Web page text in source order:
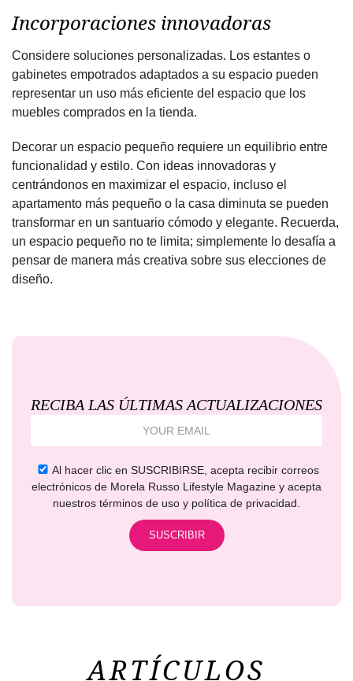
Incorporaciones innovadoras
Considere soluciones personalizadas. Los estantes o
gabinetes empotrados adaptados a su espacio pueden
representar un uso más eficiente del espacio que los
muebles comprados en la tienda.
Decorar un espacio pequeño requiere un equilibrio entre
funcionalidad y estilo. Con ideas innovadoras y
centrándonos en maximizar el espacio, incluso el
apartamento más pequeño o la casa diminuta se pueden
transformar en un santuario cómodo y elegante. Recuerda,
un espacio pequeño no te limita; simplemente lo desafía a
pensar de manera más creativa sobre sus elecciones de
diseño.
RECIBA LAS ÚLTIMAS ACTUALIZACIONES
Al hacer clic en SUSCRIBIRSE, acepta recibir correos
electrónicos de Morela Russo Lifestyle Magazine y acepta
nuestros términos de uso y política de privacidad.
ARTÍCULOS